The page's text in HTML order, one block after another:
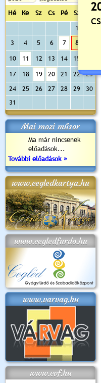
Hé Ke Sz Cs Pé Sz
Va
1
3
4 5 6 7 8
10 11 12 13 14 15
17 18 19 20 21 22
23
24
25 26 27 28 29
30
31
Mai mozi műsor
Ma már nincsenek
előadások...
További előadások »
www.cegledkartya.hu
www.cegledfurdo.hu
www.varvag.hu
www.cvf.hu